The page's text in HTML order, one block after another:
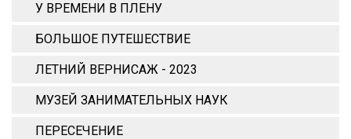
У ВРЕМЕНИ В ПЛЕНУ
БОЛЬШОЕ ПУТЕШЕСТВИЕ
ЛЕТНИЙ ВЕРНИСАЖ - 2023
МУЗЕЙ ЗАНИМАТЕЛЬНЫХ НАУК
ПЕРЕСЕЧЕНИЕ